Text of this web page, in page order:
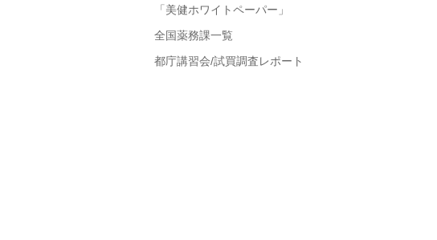
「美健ホワイトペーパー」
全国薬務課一覧
都庁講習会/試買調査レポート